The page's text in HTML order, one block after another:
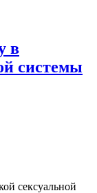
в
системы
сексуальной